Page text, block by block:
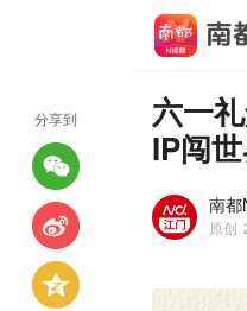
六一
IP闯
南都
原创
分享到